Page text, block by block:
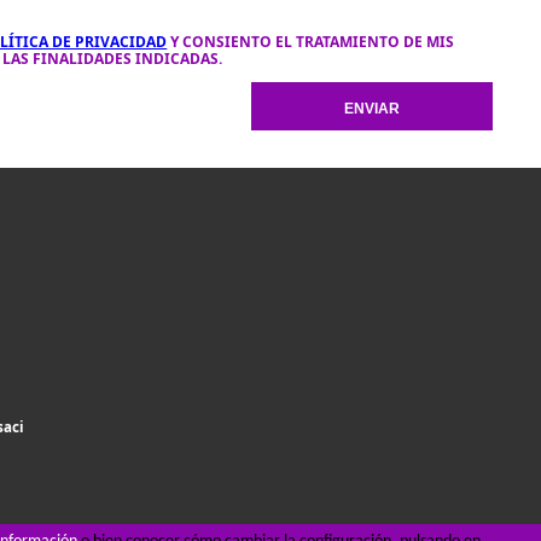
DE PRIVACIDADY CONSIENTO EL TRATAMIENTO DE MIS
LAS FINALIDADES INDICADAS.